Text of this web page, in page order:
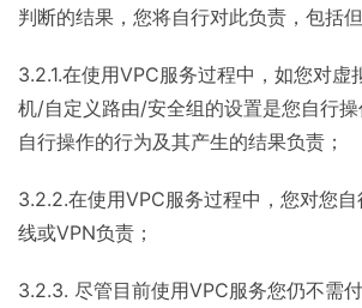
判断的结果，您将自行对此负责，包括
3.2.1.在使用VPC服务过程中，如您对虚
机/自定义路由/安全组的设置是您自行
自行操作的行为及其产生的结果负责；
3.2.2.在使用VPC服务过程中，您对您
线或VPN负责；
3.2.3. 尽管目前使用VPC服务您仍不需